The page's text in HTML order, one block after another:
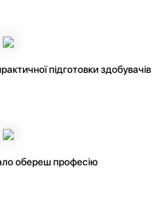
підготовки здобувачів
обереш професію